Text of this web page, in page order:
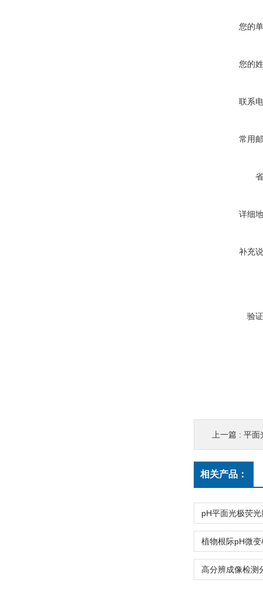
您的
您的
联系
常用
详细
补充
验
上一篇 : 平面
相关产品：